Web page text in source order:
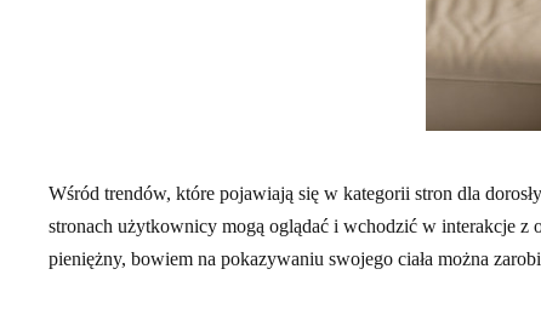
Wśród trendów, które pojawiają się w kategorii stron dla
stronach użytkownicy mogą oglądać i wchodzić w interakcje z
pieniężny, bowiem na pokazywaniu swojego ciała można